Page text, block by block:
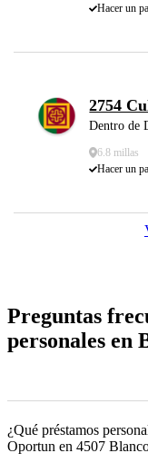
Hacer un
2754
Dentro de
6.8 millas
Hacer un
Preguntas
personales en
¿Qué préstamos
Oportun en 4507